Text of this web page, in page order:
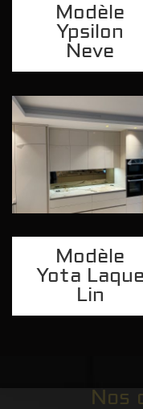
Modèle
Ypsilon
Neve
Modèle
Yota Laque
Lin
Nos